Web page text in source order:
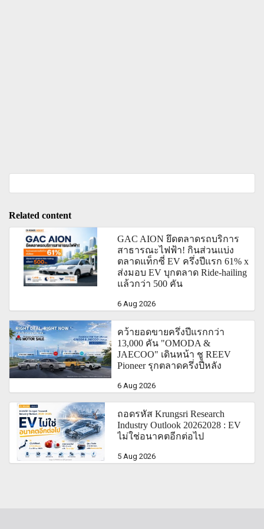
Related content
GAC AION ยึดตลาดรถบริการ
สาธารณะไฟฟ้า! กินส่วนแบ่ง
ตลาดแท็กซี่ EV ครึ่งปีแรก 61% x
ส่งมอบ EV บุกตลาด Ride-hailing
แล้วกว่า 500 คัน
6 Aug 2026
คว้ายอดขายครึ่งปีแรกกว่า
13,000 คัน "OMODA &
JAECOO" เดินหน้า ชู REEV
Pioneer รุกตลาดครึ่งปีหลัง
6 Aug 2026
ถอดรหัส Krungsri Research
Industry Outlook 20262028 : EV
ไม่ใช่อนาคตอีกต่อไป
5 Aug 2026